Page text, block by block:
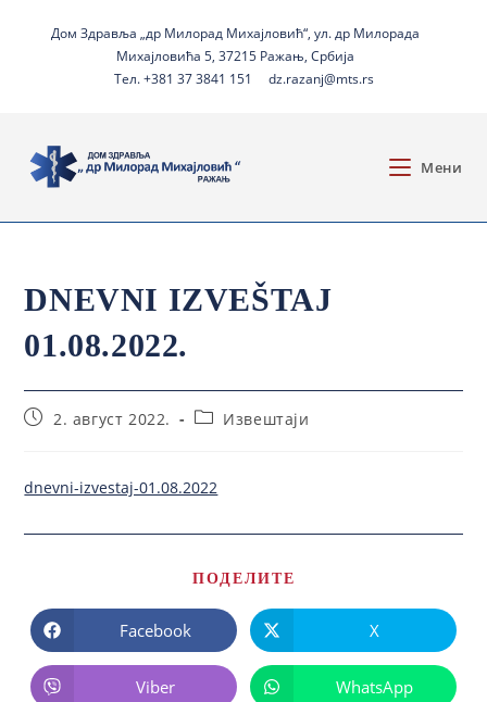
Дом Здравља „др Милорад Михајловић“, ул. др Милорада
Михајловића 5, 37215 Ражањ, Србија
Тел. +381 37 3841 151
dz.razanj@mts.rs
Мени
DNEVNI IZVEŠTAJ
01.08.2022.
2. август 2022. Извештаји
dnevni-izvestaj-01.08.2022
ПОДЕЛИТЕ
Facebook X
Viber WhatsApp